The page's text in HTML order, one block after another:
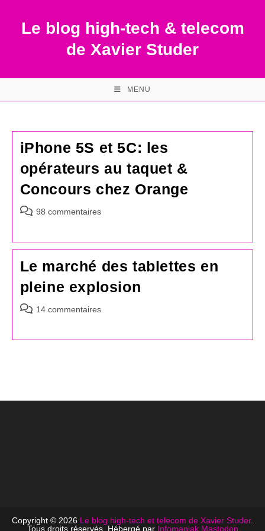
contentLe blog high-tech & telecom
de Xavier Studer
MENU
iPhone 5S et 5C: les
opérateurs au taquet &
Concours chez Orange
Commentaires
publication :
98 commentaires
Le marché des tablettes en
pleine explosion
Commentaires
14 commentaires
Copyright © 2026 Le blog high-tech et telecom de Xavier Studer.
Tous droits réservés. Hébergé par Infomaniak Mastodon